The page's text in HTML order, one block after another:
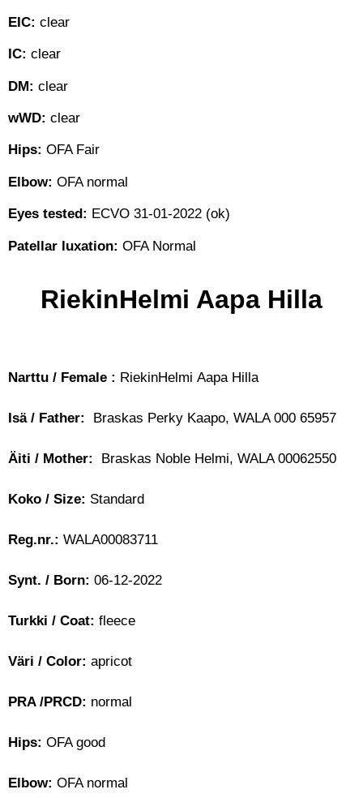
EIC: clear
IC: clear
DM: clear
wWD: clear
Hips: OFA Fair
Elbow: OFA normal
Eyes tested: ECVO 31-01-2022 (ok)
Patellar luxation: OFA Normal
RiekinHelmi Aapa Hilla
Narttu / Female : RiekinHelmi Aapa Hilla
Isä / Father: Braskas Perky Kaapo, WALA 000 65957
Äiti / Mother: Braskas Noble Helmi, WALA 00062550
Koko / Size: Standard
Reg.nr.: WALA00083711
Synt. / Born: 06-12-2022
Turkki / Coat: fleece
Väri / Color: apricot
PRA /PRCD: normal
Hips: OFA good
Elbow: OFA normal